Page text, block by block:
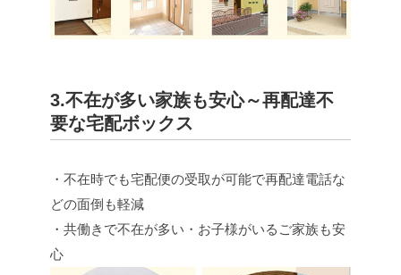
3.不在が多い家族も安心～再配達不
要な宅配ボックス
・不在時でも宅配便の受取が可能で再配達電話な
どの面倒も軽減
・共働きで不在が多い・お子様がいるご家族も安
心